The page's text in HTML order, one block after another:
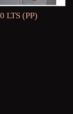
LTS (PP)